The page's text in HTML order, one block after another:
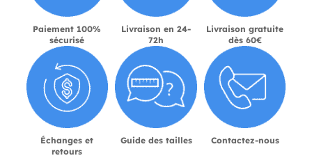
Paiement 100%
sécurisé
Livraison en 24-
72h
Livraison gratuite
dès 60€
Échanges et
retours
Guide des tailles Contactez-nous